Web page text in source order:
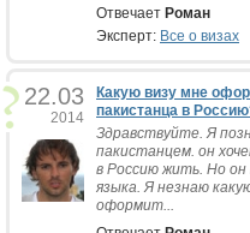
Отвечает Роман
Эксперт: Все о визах
22.03
2014
Какую визу мне
пакистанца в
Здравствуйте. Я
пакистанцем. он
в Россию жить. Но он
языка. Я незнаю
оформит...